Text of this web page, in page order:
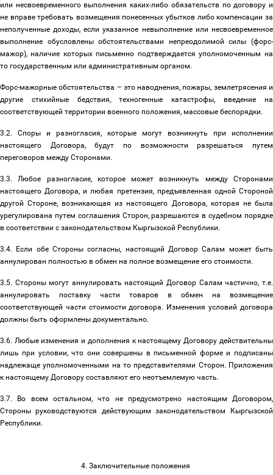
или несвоевременного выполнения каких-либо обязательств по договору и
не вправе требовать возмещения понесенных убытков либо компенсации за
неполученные доходы, если указанное невыполнение или несвоевременное
выполнение обусловлены обстоятельствами непреодолимой силы (форс-
мажор), наличие которых письменно подтверждается уполномоченным на
то государственным или административным органом.
Форс-мажорные обстоятельства – это наводнения, пожары, землетрясения и
другие стихийные бедствия, техногенные катастрофы, введение на
соответствующей территории военного положения, массовые беспорядки.
3.2. Споры и разногласия, которые могут возникнуть при исполнении
настоящего Договора, будут по возможности разрешаться путем
переговоров между Сторонами.
3.3. Любое разногласие, которое может возникнуть между Сторонами
настоящего Договора, и любая претензия, предъявленная одной Стороной
другой Стороне, возникающая из настоящего Договора, которая не была
урегулирована путем соглашения Сторон, разрешаются в судебном порядке
в соответствии с законодательством Кыргызской Республики.
3.4. Если обе Стороны согласны, настоящий Договор Салам может быть
аннулирован полностью в обмен на полное возмещение его стоимости.
3.5. Стороны могут аннулировать настоящий Договор Салам частично, т.е.
аннулировать поставку части товаров в обмен на возмещение
соответствующей части стоимости договора. Изменения условий договора
должны быть оформлены документально.
3.6. Любые изменения и дополнения к настоящему Договору действительны
лишь при условии, что они совершены в письменной форме и подписаны
надлежаще уполномоченными на то представителями Сторон. Приложения
к настоящему Договору составляют его неотъемлемую часть.
3.7. Во всем остальном, что не предусмотрено настоящим Договором,
Стороны руководствуются действующим законодательством Кыргызской
Республики.
4. Заключительные положения